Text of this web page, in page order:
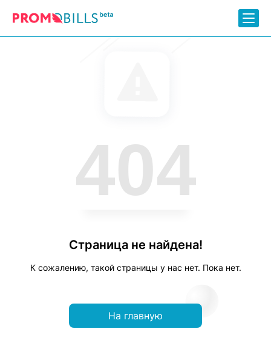
404
Страница не найдена!
К сожалению, такой страницы у нас нет. Пока нет.
На главную